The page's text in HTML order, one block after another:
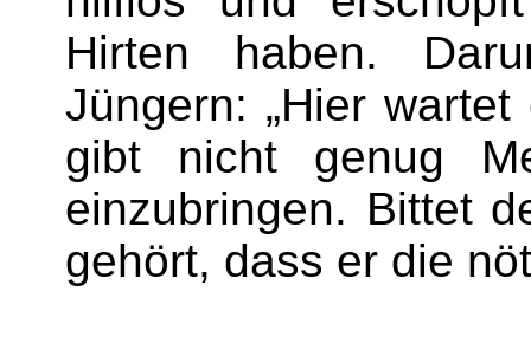
Hirten haben.
Jüngern: „Hier
gibt nicht genug
einzubringen. Bittet
gehört, dass er die